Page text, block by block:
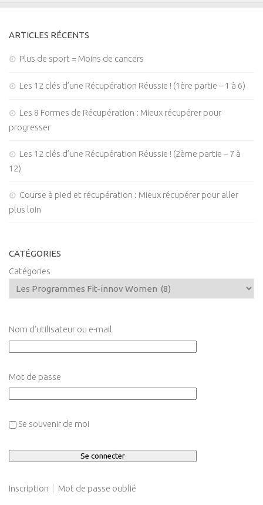
ARTICLES RÉCENTS
Plus de sport = Moins de cancers
Les 12 clés d’une Récupération Réussie ! (1ère partie – 1 à 6)
Les 8 Formes de Récupération : Mieux récupérer pour
progresser
Les 12 clés d’une Récupération Réussie ! (2ème partie – 7 à
12)
Course à pied et récupération : Mieux récupérer pour aller
plus loin
CATÉGORIES
Catégories
Nom d’utilisateur ou e-mail
Mot de passe
Se souvenir de moi
Inscription Mot de passe oublié